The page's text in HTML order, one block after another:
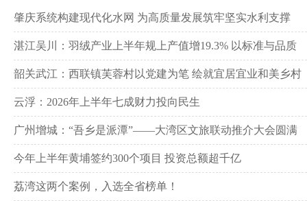
肇庆系统构建现代化水网 为高质量发展筑牢坚实水利支撑‌
湛江吴川：羽绒产业上半年规上产值增19.3% 以标准与品质
领跑全国赛道‌
韶关武江：西联镇芙蓉村以党建为笔 绘就宜居宜业和美乡村
新画卷‌
云浮：2026年上半年七成财力投向民生
广州增城：“吾乡是派潭”——大湾区文旅联动推介大会圆满
举行
今年上半年黄埔签约300个项目 投资总额超千亿
荔湾这两个案例，入选全省榜单！